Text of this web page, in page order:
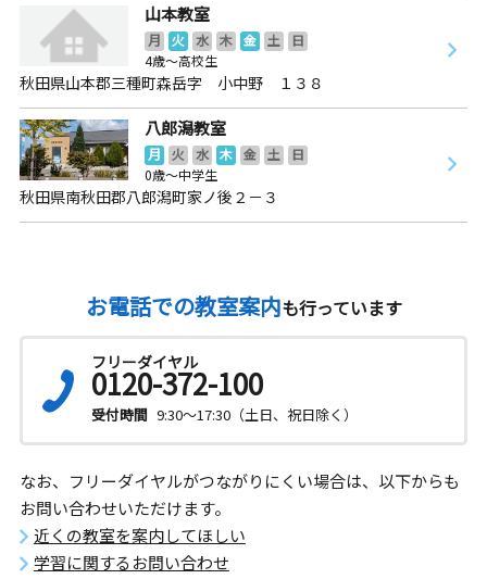
山本教室
月 火 水 木 金 土
日
4歳～高校生
秋田県山本郡三種町森岳字 小中野 １３８
八郎潟教室
月 火 水 木 金 土
日
0歳～中学生
秋田県南秋田郡八郎潟町家ノ後２－３
お電話での教室案内も行っています
フリーダイヤル
0120-372-100
受付時間 9:30～17:30（土日、祝日除く）
なお、フリーダイヤルがつながりにくい場合は、以下からも
お問い合わせいただけます。
近くの教室を案内してほしい
学習に関するお問い合わせ